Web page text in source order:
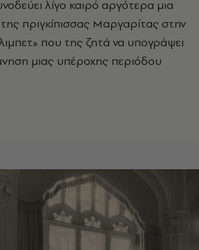
λίγο καιρό αργότερα μια
της πριγκίπισσας Μαργαρίτας στην
που της ζητά να υπογράψει
μιας υπέροχης περιόδου